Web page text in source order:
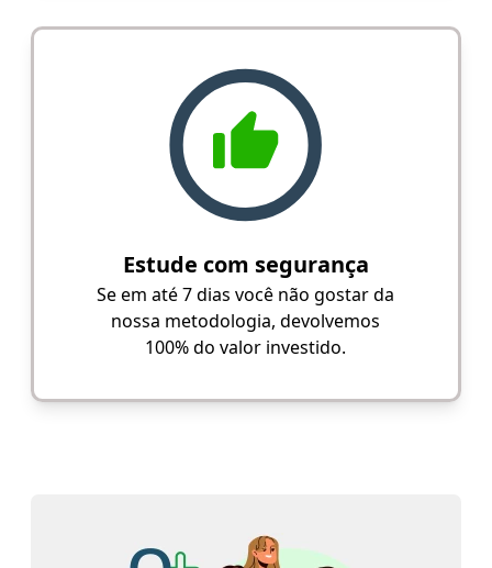
Estude com segurança
Se em até 7 dias você não gostar da
nossa metodologia, devolvemos
100% do valor investido.